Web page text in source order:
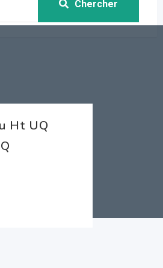
Chercher
Ht UQ